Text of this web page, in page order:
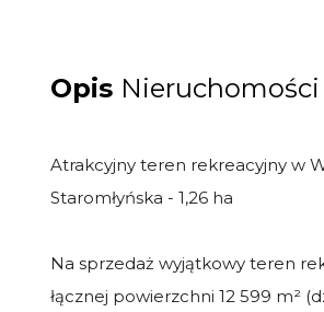
Opis Nieruchomości
Atrakcyjny teren rekreacyjny w
Staromłyńska - 1,26 ha
Na sprzedaż wyjątkowy teren
łącznej powierzchni 12 599 m²